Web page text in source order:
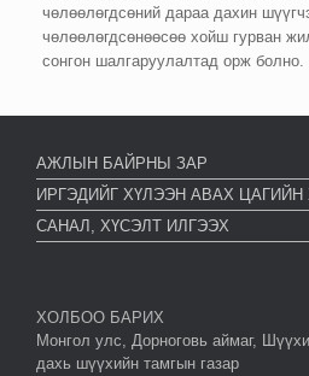
чөлөөлөгдсөний дараа дахин
чөлөөлөгдсөнөөсөө хойш гурван
сонгон шалгаруулалтад орж болно.
АЖЛЫН БАЙРНЫ ЗАР
ИРГЭДИЙГ ХҮЛЭЭН АВАХ ЦАГИЙН
САНАЛ, ХҮСЭЛТ ИЛГЭЭХ
ХОЛБОО БАРИХ
Монгол улс, Дорноговь аймаг,
дахь шүүхийн тамгын газар